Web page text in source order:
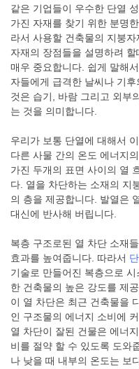
같은 기업들이 우수한 단열
가진 자재를 찾기 위한 분명
라서 사용할 건축물의 지붕
자재의 장점들을 설명하려
매우 중요합니다. 쉽게 말해
자들에게 급격한 날씨나 기
것은 습기, 바람 그리고 외부
는 것을 의미합니다.
우리가 보통 단열에 대해서
다른 사물 간의 온도 에너지
가진 두개의 표면 사이의 열
다. 열을 차단하는 소재의 지
의 층을 제공합니다. 발열은
대신에 반사해 버립니다.
복층 구조로된 열 차단 소재
효과를 높여줍니다. 따라서
기술로 만들어진 복층으로
한 건축물의 높은 강도를 제
이 열 차단은 최근 건축물을
인 구조물의 에너지 소비에
열 차단이 잘된 건물은 에너
비를 절약 할 수 있도록 도와
나 낮을 때 내부의 온도는 보